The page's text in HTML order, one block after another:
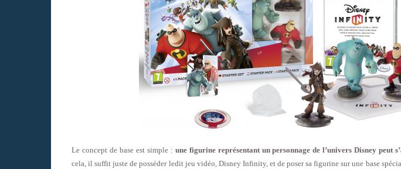
Le concept de base est simple : une figurine représentant un personnage de l’univers Disney peut
cela, il suffit juste de posséder ledit jeu vidéo, Disney Infinity, et de poser sa figurine sur une base